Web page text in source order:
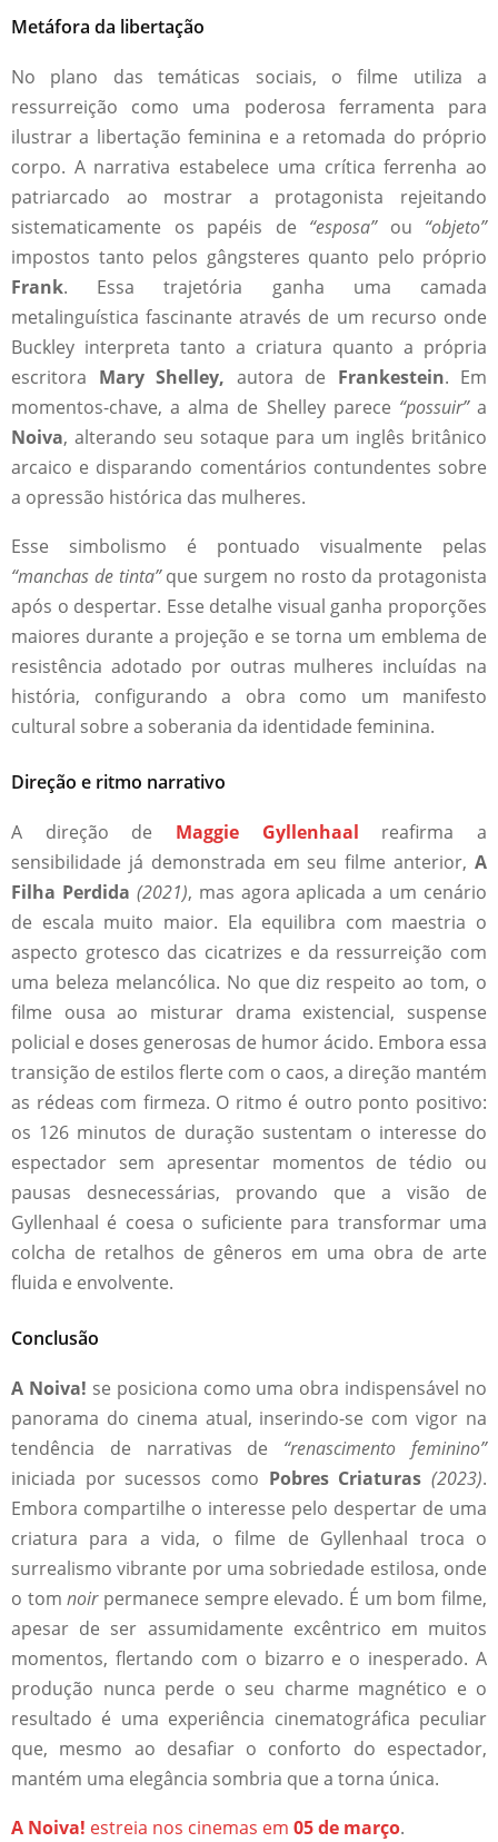
Metáfora da libertação
No plano das temáticas sociais, o filme utiliza a
ressurreição como uma poderosa ferramenta para
ilustrar a libertação feminina e a retomada do próprio
corpo. A narrativa estabelece uma crítica ferrenha ao
patriarcado ao mostrar a protagonista rejeitando
sistematicamente os papéis de “esposa”ou “objeto”
impostos tanto pelos gângsteres quanto pelo próprio
Frank. Essa trajetória ganha uma camada
metalinguística fascinante através de um recurso onde
Buckley interpreta tanto a criatura quanto a própria
escritora Mary Shelley, autora de Frankestein. Em
momentos-chave, a alma de Shelley parece “possuir”a
Noiva, alterando seu sotaque para um inglês britânico
arcaico e disparando comentários contundentes sobre
a opressão histórica das mulheres.
Esse simbolismo é pontuado visualmente pelas
“manchas de tinta”que surgem no rosto da protagonista
após o despertar. Esse detalhe visual ganha proporções
maiores durante a projeção e se torna um emblema de
resistência adotado por outras mulheres incluídas na
história, configurando a obra como um manifesto
cultural sobre a soberania da identidade feminina.
Direção e ritmo narrativo
A direção de Maggie Gyllenhaal reafirma a
sensibilidade já demonstrada em seu filme anterior, A
Filha Perdida (2021), mas agora aplicada a um cenário
de escala muito maior. Ela equilibra com maestria o
aspecto grotesco das cicatrizes e da ressurreição com
uma beleza melancólica. No que diz respeito ao tom, o
filme ousa ao misturar drama existencial, suspense
policial e doses generosas de humor ácido. Embora essa
transição de estilos flerte com o caos, a direção mantém
as rédeas com firmeza. O ritmo é outro ponto positivo:
os 126 minutos de duração sustentam o interesse do
espectador sem apresentar momentos de tédio ou
pausas desnecessárias, provando que a visão de
Gyllenhaal é coesa o suficiente para transformar uma
colcha de retalhos de gêneros em uma obra de arte
fluida e envolvente.
Conclusão
A Noiva! se posiciona como uma obra indispensável no
panorama do cinema atual, inserindo-se com vigor na
tendência de narrativas de “renascimento feminino”
iniciada por sucessos como Pobres Criaturas (2023).
Embora compartilhe o interesse pelo despertar de uma
criatura para a vida, o filme de Gyllenhaal troca o
surrealismo vibrante por uma sobriedade estilosa, onde
o tomnoirpermanece sempre elevado. É um bom filme,
apesar de ser assumidamente excêntrico em muitos
momentos, flertando com o bizarro e o inesperado. A
produção nunca perde o seu charme magnético e o
resultado é uma experiência cinematográfica peculiar
que, mesmo ao desafiar o conforto do espectador,
mantém uma elegância sombria que a torna única.
A Noiva! estreia nos cinemas em 05 de março.